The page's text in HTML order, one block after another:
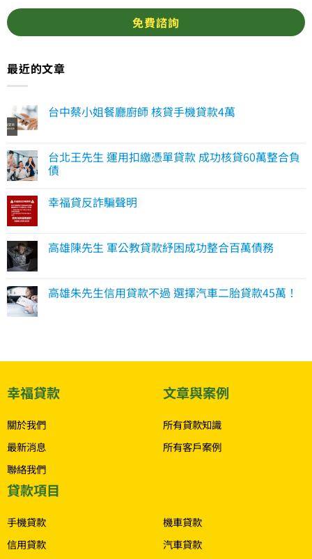
最近的文章
台中蔡小姐餐廳廚師 核貸手機貸款4萬
台北王先生 運用扣繳憑單貸款 成功核貸60萬整合負
債
幸福貸反詐騙聲明
高雄陳先生 軍公教貸款紓困成功整合百萬債務
高雄朱先生信用貸款不過 選擇汽車二胎貸款45萬！
幸福貸款
關於我們
最新消息
聯絡我們
文章與案例
所有貸款知識
所有客戶案例
貸款項目
手機貸款
信用貸款
機車貸款
汽車貸款